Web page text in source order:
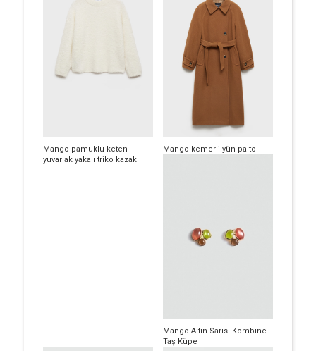
Mango pamuklu keten
yuvarlak yakalı triko kazak
Mango kemerli yün palto
Mango Altın Sarısı Kombine
Taş Küpe